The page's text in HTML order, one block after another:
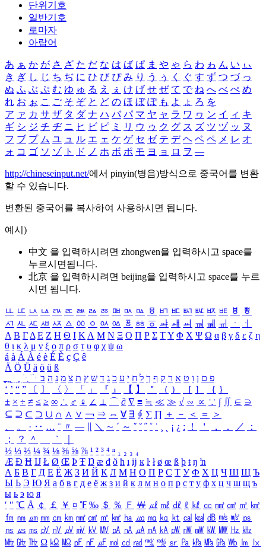
단위기호
일반기호
로마자
아랍어
あ ぁ か が さ ざ た だ な は ば ぱ ま や ゃ ら わ ゎ ん い ぃ
き ぎ し じ ち ぢ に ひ び ぴ み り う ぅ く ぐ す ず つ づ っ
ぬ ふ ぶ ぷ む ゆ ゅ る え ぇ け げ せ ぜ て で ね へ べ ぺ め
れ お ぉ こ ご そ ぞ と ど の ほ ぼ ぽ も よ ょ ろ を
ア ァ カ サ ザ タ ダ ナ ハ バ パ マ ヤ ャ ラ ワ ヮ ン イ ィ キ
ギ シ ジ チ ヂ ニ ヒ ビ ピ ミ リ ウ ゥ ク グ ス ズ ツ ヅ ッ ヌ
フ ブ プ ム ユ ュ ル エ ェ ケ ゲ セ ゼ テ デ ヘ ベ ペ メ レ オ
ォ コ ゴ ソ ゾ ト ド ノ ホ ボ ポ モ ヨ ョ ロ ヲ ―
http://chineseinput.net/에서 pinyin(병음)방식으로 중국어를 변환
할 수 있습니다.
변환된 중국어를 복사하여 사용하시면 됩니다.
예시)
中文 을 입력하시려면 zhongwen을 입력하시고 space를
누르시면됩니다.
北京 을 입력하시려면 beijing을 입력하시고 space를 누르
시면 됩니다.
ㅥ ㅦ ㅧ ㅨ ㅩ ㅪ ㅫ ㅬ ㅭ ㅮ ㅯ ㅰ ㅱ ㅲ ㅳ ㅴ ㅵ ㅶ ㅷ ㅸ
ㅹ
ㅺ ㅻ ㅼ ㅽ ㅾ ㅿ ㆀ ㆁ ㆂ ㆃ ㆄ ㆅ ㆆ ㆇ ㆈ ㆉ ㆊ ㆋ ㆌ ㆍ
ㆎ
Α Β ΓΔ Ε Ζ Η Θ Ι ΚΛ Μ Ν Ξ Ο Π Ρ Σ ΤΥ Φ Χ Ψ Ω α β γ δ ε ζ η
θ ι κ λ μ ν ξ ο π ρ σ τ υ φ χ ψ ω
á à Á À é è É È ç Ç ê
Ä Ö Ü ä ö ü ß
ִֶֹ ֻּ ׁׂ פ ם ן ו ט א ר ק ף ך ל ח י ע כ ג ד ש ץ ת צ מ נ ה ב
‘ ’ “ ” 〔 〕 〈 〉 「 」 『 』 【 】 ＂ （ ） ［ ］ ｛ ｝
± × ÷ ≠ ≤ ≥ ∞ ∴ ♂ ♀ ∠ ⊥ ⌒ ∂ ∇ ≡ ≒ ≪ ≫ √ ∽ ∝ ∵ ∫ ∬ ∈ ∋
⊆ ⊇ ⊂ ⊃ ∪ ∩ ∧ ∨ ￢ ⇒ ⇔ ∀ ∃ ∮ ∑ ∏ ＋ － ＜ ＝
＞
、
。 · ‥ … ¨ 〃 ― ＼ ∼ ´ ～ ˇ ˘ ˝ ˚ ˙ ¸ ¡ ¿ ː ！ ＇ ， ． ／
：
；
？ ＾ ｀
½ ⅓ ⅔ ¼ ¾ ⅛ ⅜ ⅝ ⅞ ¹ ² ³ ⁴ ⁿ ₁ ₂ ₃ ₄
Æ Ð Ħ Ĳ Ł Ø Œ Þ Ŧ Ŋ æ đ ð ħ ı ĳ ĸ ŀ ł ø œ ß þ ŧ ŋ ŉ
А Б В Г Д Е Ё Ж З И Й К Л М Н О П Р С Т У Ф Х Ц Ч Ш Щ Ъ
Ы Ь Э Ю Я а б в г д е ё ж з и й к л м н о п р с т у ф х ц ч ш щ ъ
ы ь э ю я
′ ″ ℃ Å ￠ ￡ ￥ ¤ ℉ ‰ ＄ ％ Ｆ ￦ ㎕ ㎖ ㎗ ℓ ㎘ ㏄ ㎣ ㎤ ㎥ ㎦
㎙ ㎚ ㎛ ㎜ ㎝ ㎞ ㎟ ㎠ ㎡ ㎢ ㏊ ㎍ ㎎ ㎏ ㏏ ㎈ ㎉ ㏈ ㎧ ㎨ ㎰
㎱ ㎲ ㎳ ㎴ ㎵ ㎶ ㎷ ㎸ ㎹ ㎀ ㎁ ㎂ ㎃ ㎄ ㎺ ㎻ ㎽ ㎾ ㎿ ㎐ ㎑
㎒ ㎓ ㎔ Ω ㏀ ㏁ ㎊ ㎋ ㎌ ㏖ ㏅ ㎭ ㎮ ㎯ ㏛ ㎩ ㎪ ㎫ ㎬ ㏝ ㏐
㏓